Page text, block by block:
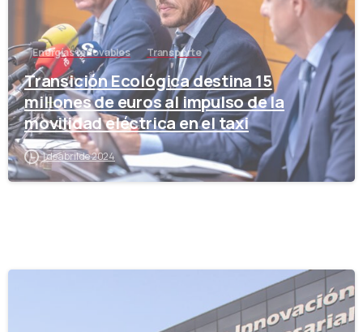
Energías renovables Transporte
Transición Ecológica destina 15
millones de euros al impulso de la
movilidad eléctrica en el taxi
1 de abril de 2024
-